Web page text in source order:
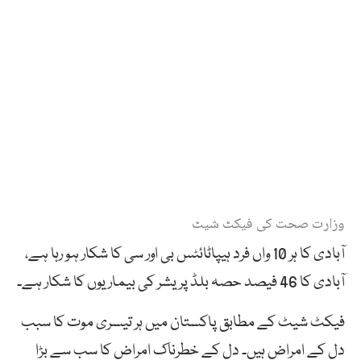
وزارت صحت کی فیکٹ شیٹ
آبادی کا ہر 10 واں فرد ہیپاٹائٹس بی اور سی کا شکار ہو رہا ہے،
آبادی کا 46 فیصد حصہ بلڈ پریشر کی بیماریوں کا شکار ہے۔
فیکٹ شیٹ کے مطابق پاکستان میں ہر تیسری موت کا سبب
دل کے امراض ہیں۔ دل کے خطرناک امراض کا سب سے بڑا